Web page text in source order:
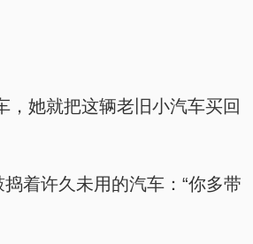
她就把这辆老旧小汽车买回
着许久未用的汽车：“你多带